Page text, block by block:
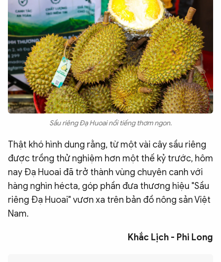
Sầu riêng Đạ Huoai nổi tiếng thơm ngon.
Thật khó hình dung rằng, từ một vài cây sầu riêng
được trồng thử nghiệm hơn một thế kỷ trước, hôm
nay Đạ Huoai đã trở thành vùng chuyên canh với
hàng nghìn hécta, góp phần đưa thương hiệu "Sầu
riêng Đạ Huoai" vươn xa trên bản đồ nông sản Việt
Nam.
Khắc Lịch - Phi Long